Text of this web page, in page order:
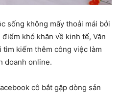
sống không mấy thoải mái bởi
khó khăn về kinh tế, Văn
kiếm thêm công việc làm
doanh online.
cô bắt gặp dòng sản